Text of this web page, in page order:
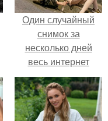
Один случайный
снимок за
несколько дней
весь интернет
облетел.